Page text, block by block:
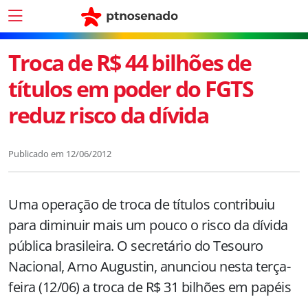
Troca de R$ 44 bilhões de
títulos em poder do FGTS
reduz risco da dívida
Publicado em 12/06/2012
Uma operação de troca de títulos contribuiu
para diminuir mais um pouco o risco da dívida
pública brasileira. O secretário do Tesouro
Nacional, Arno Augustin, anunciou nesta terça-
feira (12/06) a troca de R$ 31 bilhões em papéis